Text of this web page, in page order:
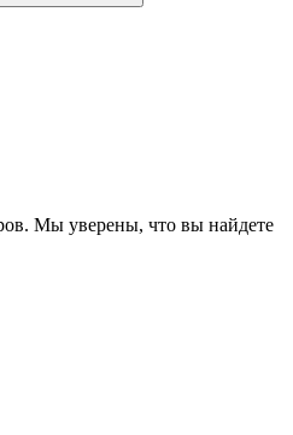
Мы уверены, что вы найдете